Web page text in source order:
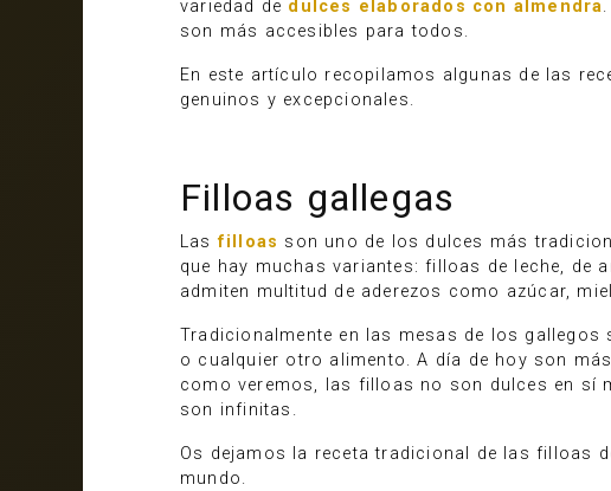
variedad de dulces elaborados con almendra
son más accesibles para todos.
En este artículo recopilamos algunas de las
genuinos y excepcionales.
Filloas gallegas
Lasfilloas son uno de los dulces más
que hay muchas variantes: filloas de leche, de
admiten multitud de aderezos como azúcar,
Tradicionalmente en las mesas de los
o cualquier otro alimento. A día de hoy son
como veremos, las filloas no son dulces en sí
son infinitas.
Os dejamos la receta tradicional de las filloas
mundo.